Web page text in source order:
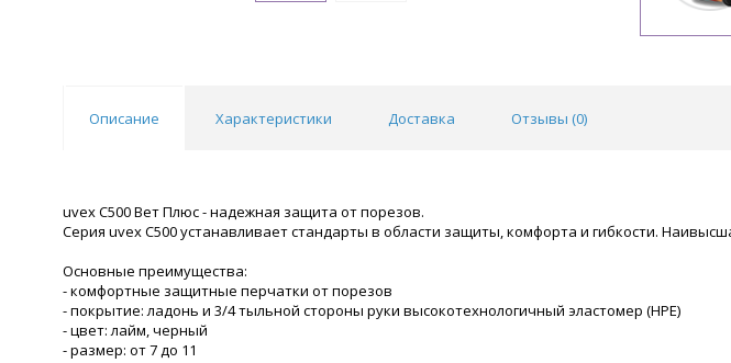
Описание Характеристики Доставка Отзывы (0)
uvex С500 Вет Плюс - надежная защита от порезов.
Серия uvex C500 устанавливает стандарты в области защиты, комфорта и гибкости.
Основные преимущества:
- комфортные защитные перчатки от порезов
- покрытие: ладонь и 3/4 тыльной стороны руки высокотехнологичный эластомер (HPE)
- цвет: лайм, черный
- размер: от 7 до 11